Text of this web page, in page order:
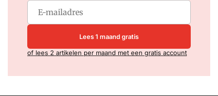
Lees 1 maand gratis
of lees 2 artikelen per maand met een gratis account